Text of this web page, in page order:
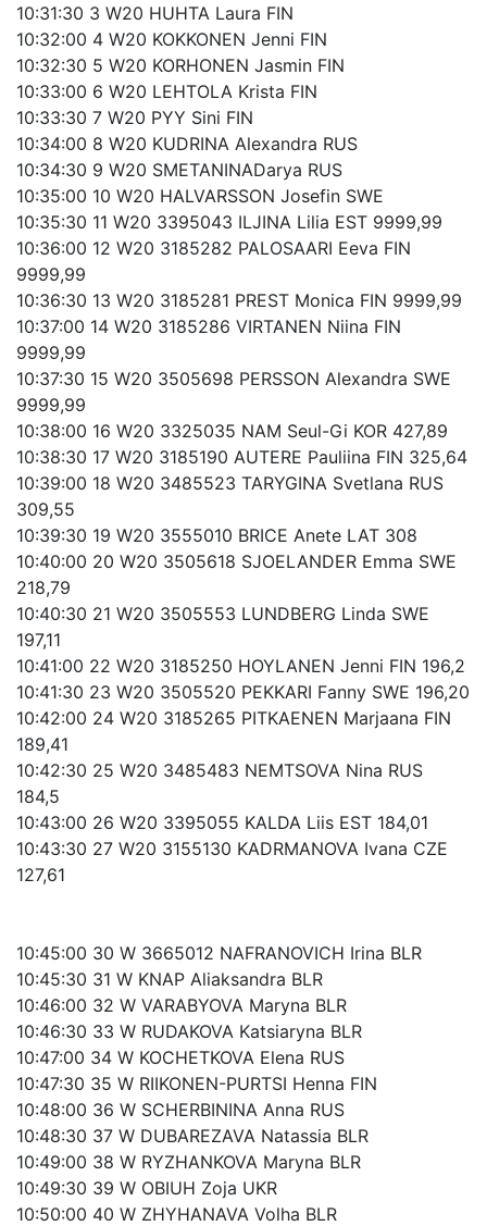
10:31:30 3 W20 HUHTA Laura FIN
10:32:00 4 W20 KOKKONEN Jenni FIN
10:32:30 5 W20 KORHONEN Jasmin FIN
10:33:00 6 W20 LEHTOLA Krista FIN
10:33:30 7 W20 PYY Sini FIN
10:34:00 8 W20 KUDRINA Alexandra RUS
10:34:30 9 W20 SMETANINADarya RUS
10:35:00 10 W20 HALVARSSON Josefin SWE
10:35:30 11 W20 3395043 ILJINA Lilia EST 9999,99
10:36:00 12 W20 3185282 PALOSAARI Eeva FIN
9999,99
10:36:30 13 W20 3185281 PREST Monica FIN 9999,99
10:37:00 14 W20 3185286 VIRTANEN Niina FIN
9999,99
10:37:30 15 W20 3505698 PERSSON Alexandra SWE
9999,99
10:38:00 16 W20 3325035 NAM Seul-Gi KOR 427,89
10:38:30 17 W20 3185190 AUTERE Pauliina FIN 325,64
10:39:00 18 W20 3485523 TARYGINA Svetlana RUS
309,55
10:39:30 19 W20 3555010 BRICE Anete LAT 308
10:40:00 20 W20 3505618 SJOELANDER Emma SWE
218,79
10:40:30 21 W20 3505553 LUNDBERG Linda SWE
197,11
10:41:00 22 W20 3185250 HOYLANEN Jenni FIN 196,2
10:41:30 23 W20 3505520 PEKKARI Fanny SWE 196,20
10:42:00 24 W20 3185265 PITKAENEN Marjaana FIN
189,41
10:42:30 25 W20 3485483 NEMTSOVA Nina RUS
184,5
10:43:00 26 W20 3395055 KALDA Liis EST 184,01
10:43:30 27 W20 3155130 KADRMANOVA Ivana CZE
127,61
10:45:00 30 W 3665012 NAFRANOVICH Irina BLR
10:45:30 31 W KNAP Aliaksandra BLR
10:46:00 32 W VARABYOVA Maryna BLR
10:46:30 33 W RUDAKOVA Katsiaryna BLR
10:47:00 34 W KOCHETKOVA Elena RUS
10:47:30 35 W RIIKONEN-PURTSI Henna FIN
10:48:00 36 W SCHERBININA Anna RUS
10:48:30 37 W DUBAREZAVA Natassia BLR
10:49:00 38 W RYZHANKOVA Maryna BLR
10:49:30 39 W OBIUH Zoja UKR
10:50:00 40 W ZHYHANAVA Volha BLR